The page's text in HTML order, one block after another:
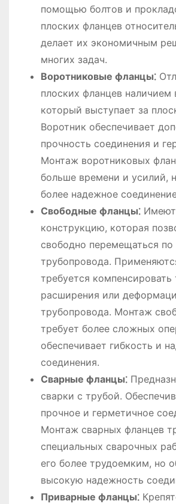
помощью болтов и
плоских фланцев
делает их экономичным
многих задач.
Воротниковые фланцы⁚
плоских фланцев наличием
который выступает за
Воротник обеспечивает
прочность соединения и
Монтаж воротниковых
больше времени и усилий,
более надежное
Свободные фланцы⁚Имеют
конструкцию, которая
свободно перемещаться по
трубопровода.
требуется
расширения или
трубопровода. Монтаж
требует более сложных
обеспечивает гибкость и
соединения.
Сварные фланцы⁚
сварки с трубой.
прочное и герметичное
Монтаж сварных фланцев
специальных сварочных
его более трудоемким, но
высокую надежность
Приварные фланцы⁚